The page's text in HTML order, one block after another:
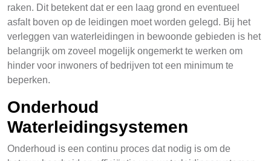
raken. Dit betekent dat er een laag grond en eventueel
asfalt boven op de leidingen moet worden gelegd. Bij het
verleggen van waterleidingen in bewoonde gebieden is het
belangrijk om zoveel mogelijk ongemerkt te werken om
hinder voor inwoners of bedrijven tot een minimum te
beperken.
Onderhoud
Waterleidingsystemen
Onderhoud is een continu proces dat nodig is om de